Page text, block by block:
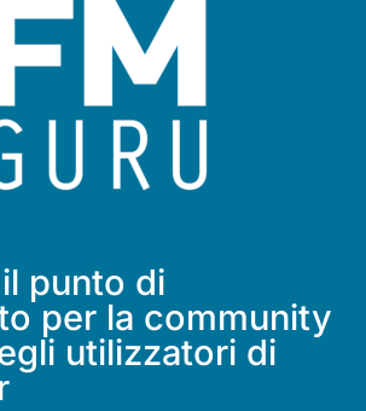
punto di
per la community
utilizzatori di